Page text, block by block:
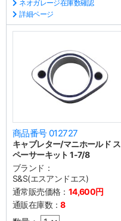
ネオガレージ在庫数確認
詳細ページ
商品番号 012727
キャブレター/マニホールド ス
ペーサーキット 1-7/8
ブランド：
S&S(エスアンドエス)
通常販売価格： 14,600円
通販在庫数：8